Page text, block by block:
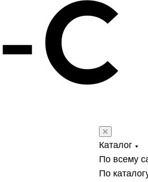
Каталог
По всему
По